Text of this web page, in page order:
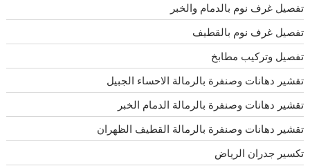
تفصيل غرف نوم بالدمام والخبر
تفصيل غرف نوم بالقطيف
تفصيل وتركيب مطابخ
تقشير دهانات وصنفرة بالرمالة الاحساء الجبيل
تقشير دهانات وصنفرة بالرمالة الدمام الخبر
تقشير دهانات وصنفرة بالرمالة القطيف الظهران
تكسير جدران الرياض